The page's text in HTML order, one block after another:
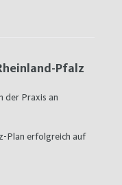
Pfalz
der Praxis an
Plan erfolgreich auf